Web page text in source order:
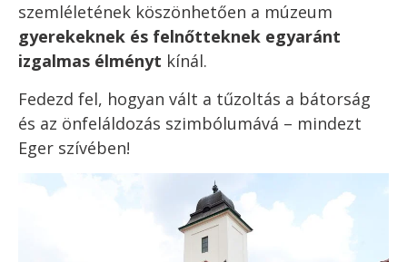
szemléletének köszönhetően a múzeum
gyerekeknek és felnőtteknek egyaránt
izgalmas élményt kínál.
Fedezd fel, hogyan vált a tűzoltás a bátorság
és az önfeláldozás szimbólumává – mindezt
Eger szívében!